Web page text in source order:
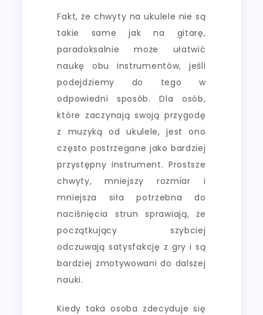
Fakt, że chwyty na ukulele nie są
takie same jak na gitarę,
paradoksalnie może ułatwić
naukę obu instrumentów, jeśli
podejdziemy do tego w
odpowiedni sposób. Dla osób,
które zaczynają swoją przygodę
z muzyką od ukulele, jest ono
często postrzegane jako bardziej
przystępny instrument. Prostsze
chwyty, mniejszy rozmiar i
mniejsza siła potrzebna do
naciśnięcia strun sprawiają, że
początkujący szybciej
odczuwają satysfakcję z gry i są
bardziej zmotywowani do dalszej
nauki.
Kiedy taka osoba zdecyduje się